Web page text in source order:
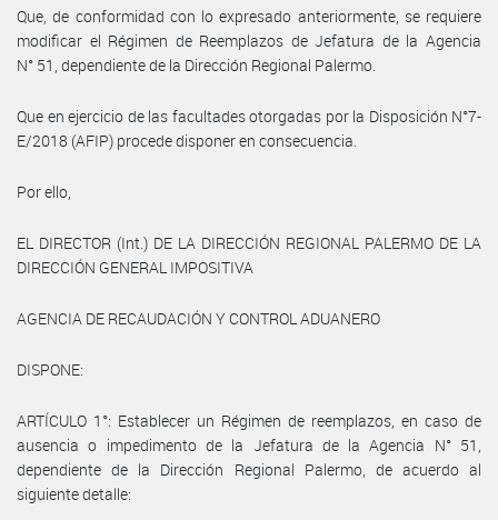
Que, de conformidad con lo expresado anteriormente, se requiere
modificar el Régimen de Reemplazos de Jefatura de la Agencia
N° 51, dependiente de la Dirección Regional Palermo.
Que en ejercicio de las facultades otorgadas por la Disposición N°7-
E/2018 (AFIP) procede disponer en consecuencia.
Por ello,
EL DIRECTOR (Int.) DE LA DIRECCIÓN REGIONAL PALERMO DE LA
DIRECCIÓN GENERAL IMPOSITIVA
AGENCIA DE RECAUDACIÓN Y CONTROL ADUANERO
DISPONE:
ARTÍCULO 1°: Establecer un Régimen de reemplazos, en caso de
ausencia o impedimento de la Jefatura de la Agencia N° 51,
dependiente de la Dirección Regional Palermo, de acuerdo al
siguiente detalle: